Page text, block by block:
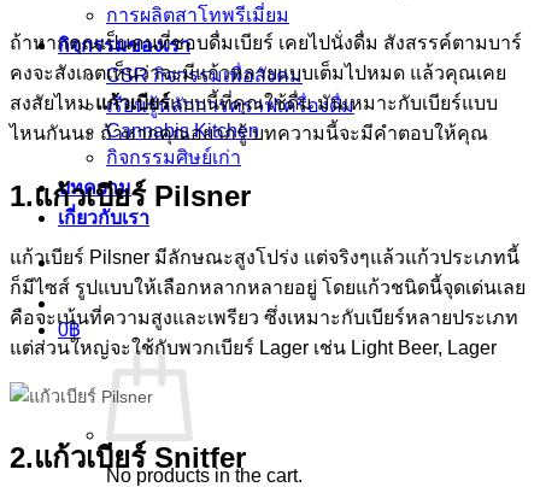
การผลิตสาโทพรีเมี่ยม
กิจกรรมของเรา
CSR กิจกรรมเพื่อสังคม
เรียนรู้หลักการคราฟเครื่องดื่ม
Cannabis Kitchen
กิจกรรมศิษย์เก่า
บทความ
เกี่ยวกับเรา
0฿
No products in the cart.
ถ้าหากคุณเป็นคนที่ชอบดื่มเบียร์ เคยไปนั่งดื่ม สังสรรค์ตามบาร์
คงจะสังเกตเห็นว่าจะมีแก้วหลายแบบเต็มไปหมด แล้วคุณเคย
สงสัยไหมแก้วเบียร์แบบนี้ที่คุณใช้ดื่ม มันเหมาะกับเบียร์แบบ
ไหนกันนะ ถ้าหากคุณอยากรู้ บทความนี้จะมีคำตอบให้คุณ
1.แก้วเบียร์ Pilsner
แก้วเบียร์ Pilsner มีลักษณะสูงโปร่ง แต่จริงๆแล้วแก้วประเภทนี้
ก็มีไซส์ รูปแบบให้เลือกหลากหลายอยู่ โดยแก้วชนิดนี้จุดเด่นเลย
คือจะเน้นที่ความสูงและเพรียว ซึ่งเหมาะกับเบียร์หลายประเภท
แต่ส่วนใหญ่จะใช้กับพวกเบียร์ Lager เช่น Light Beer, Lager
2.แก้วเบียร์ Snitfer